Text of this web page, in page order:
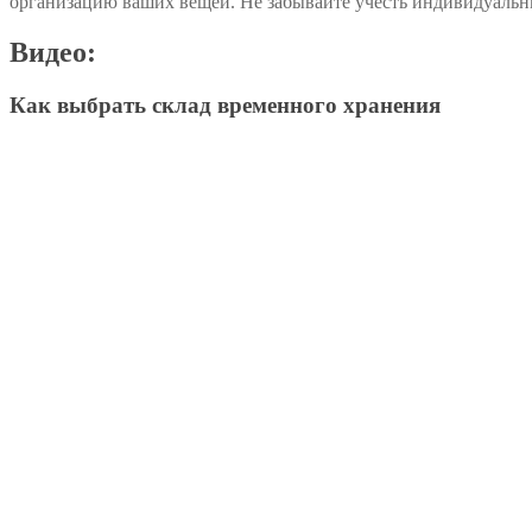
Видео:
Как выбрать склад временного хранения